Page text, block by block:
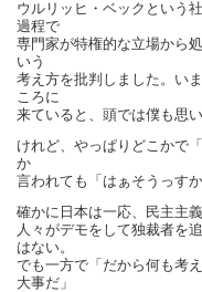
ウルリッヒ・ベックという
過程で
専門家が特権的な立場から
いう
考え方を批判しました。い
ころに
来ていると、頭では僕も思
けれど、やっぱりどこかで
か
言われても「はぁそうっす
確かに日本は一応、民主主
人々がデモをして独裁者を
はない。
でも一方で「だから何も考
大事だ」